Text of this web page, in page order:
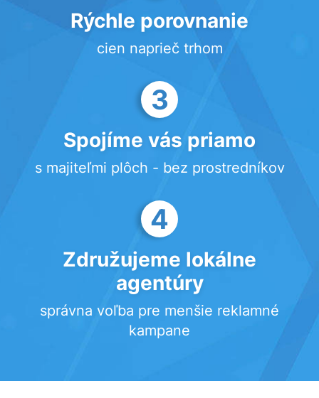
Rýchle porovnanie
cien naprieč trhom
3
Spojíme vás priamo
s majiteľmi plôch - bez prostredníkov
4
Združujeme lokálne
agentúry
správna voľba pre menšie reklamné
kampane